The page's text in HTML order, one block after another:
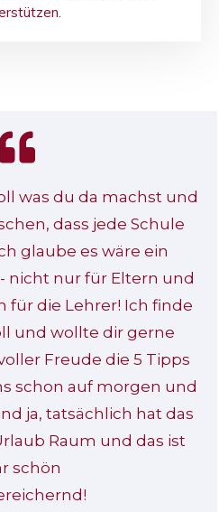
was du da machst und
dass jede Schule
glaube es wäre ein
nicht nur für Eltern und
für die Lehrer! Ich finde
und wollte dir gerne
Freude die 5 Tipps
schon auf morgen und
ja, tatsächlich hat das
Raum und das ist
schön